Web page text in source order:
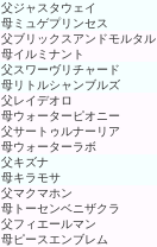
父ジャスタウェイ
母ミュゲプリンセス
父ブリックスアンドモルタル
母イルミナント
父スワーヴリチャード
母リトルシャンブルズ
父レイデオロ
母ウォーターピオニー
父サートゥルナーリア
母ウォーターラボ
父キズナ
母キラモサ
父マクマホン
母トーセンベニザクラ
父フィエールマン
母ピースエンブレム